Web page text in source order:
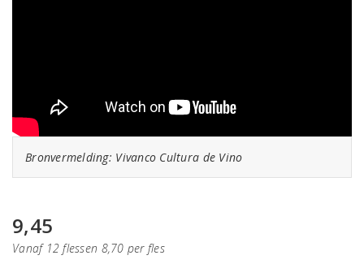
Bronvermelding: Vivanco Cultura de Vino
9,45
Vanaf 12 flessen 8,70 per fles